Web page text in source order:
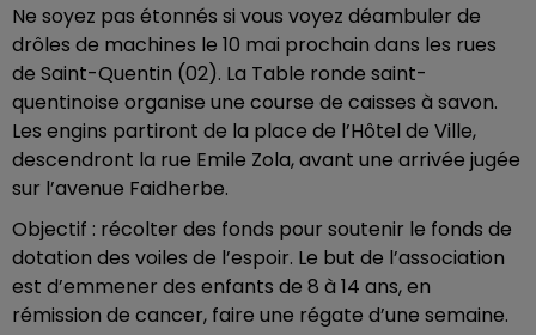
Ne soyez pas étonnés si vous voyez déambuler de
drôles de machines le 10 mai prochain dans les rues
de Saint-Quentin (02). La Table ronde saint-
quentinoise organise une course de caisses à savon.
Les engins partiront de la place de l’Hôtel de Ville,
descendront la rue Emile Zola, avant une arrivée jugée
sur l’avenue Faidherbe.
Objectif : récolter des fonds pour soutenir le fonds de
dotation des voiles de l’espoir. Le but de l’association
est d’emmener des enfants de 8 à 14 ans, en
rémission de cancer, faire une régate d’une semaine.